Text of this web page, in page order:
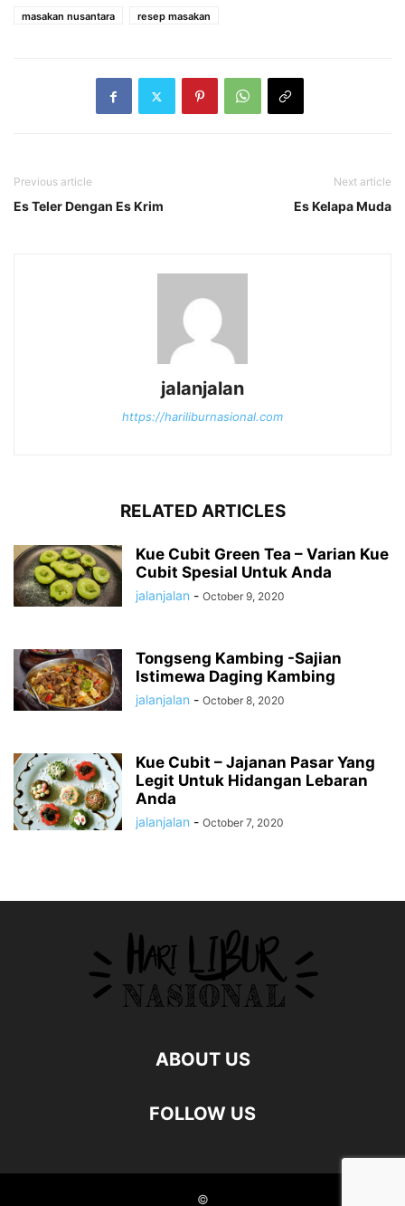
masakan nusantara
resep masakan
Previous article
Es Teler Dengan Es Krim
Next article
Es Kelapa Muda
jalanjalan
https://hariliburnasional.com
RELATED ARTICLES
Kue Cubit Green Tea – Varian Kue
Cubit Spesial Untuk Anda
jalanjalan - October 9, 2020
Tongseng Kambing -Sajian
Istimewa Daging Kambing
jalanjalan - October 8, 2020
Kue Cubit – Jajanan Pasar Yang
Legit Untuk Hidangan Lebaran
Anda
jalanjalan - October 7, 2020
ABOUT US
FOLLOW US
©